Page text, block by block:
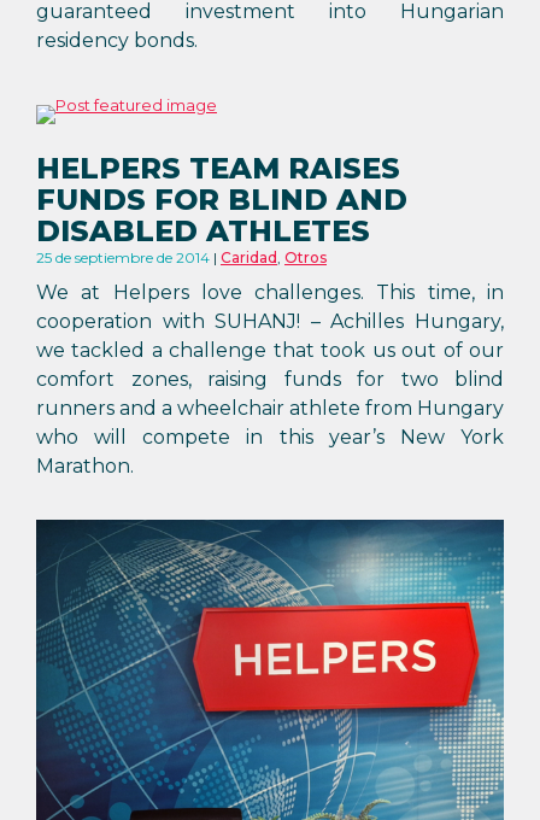
guaranteed investment into Hungarian
residency bonds.
HELPERS TEAM RAISES
FUNDS FOR BLIND AND
DISABLED ATHLETES
25 de septiembre de 2014 Caridad, Otros
We at Helpers love challenges. This time, in
cooperation with SUHANJ! – Achilles Hungary,
we tackled a challenge that took us out of our
comfort zones, raising funds for two blind
runners and a wheelchair athlete from Hungary
who will compete in this year’s New York
Marathon.